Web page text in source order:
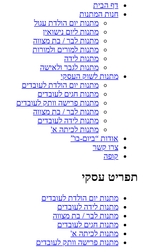
דף הבית
חנות המתנות
מתנות יום הולדת עגול
מתנות ליום נישואין
מתנות לבר / בת מצווה
מתנות למורים ולמורות
מתנות לידה
מתנות לגבר ולאישה
מתנות לשוק העסקי
מתנות יום הולדת לעובדים
מתנות חגים לעובדים
מתנות פרישה וותק לעובדים
מתנות לבר / בת מצווה
מתנות לידה לעובדים
מתנות לכיתה א'
אודות “ביום-בו”
צרו קשר
קופה
תפריט עסקי
מתנות יום הולדת לעובדים
מתנות לידה לעובדים
מתנות לבר / בת מצווה
מתנות חגים לעובדים
מתנות לכיתה א'
מתנות פרישה וותק לעובדים